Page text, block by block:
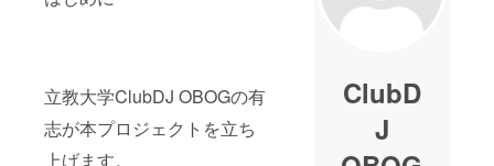
立教大学ClubDJ OBOGの有
志が本プロジェクトを立ち
上げます。
ClubD
J